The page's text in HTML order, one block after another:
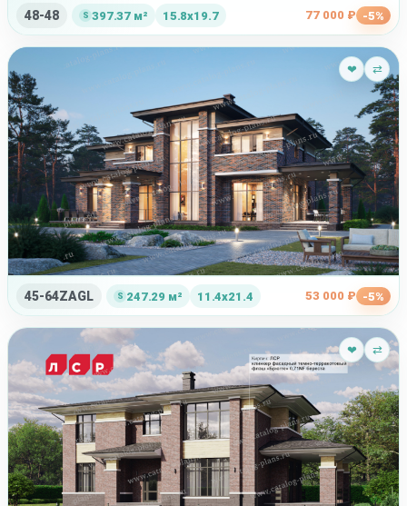
48-48 397.37 м² 15.8x19.7 77 000 ₽ -5%
❤ ⇄
45-64ZAGL 247.29 м² 11.4x21.4 53 000 ₽ -5%
❤ ⇄